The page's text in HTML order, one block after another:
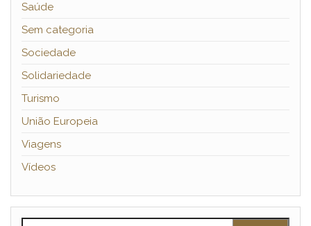
Saúde
Sem categoria
Sociedade
Solidariedade
Turismo
União Europeia
Viagens
Vídeos